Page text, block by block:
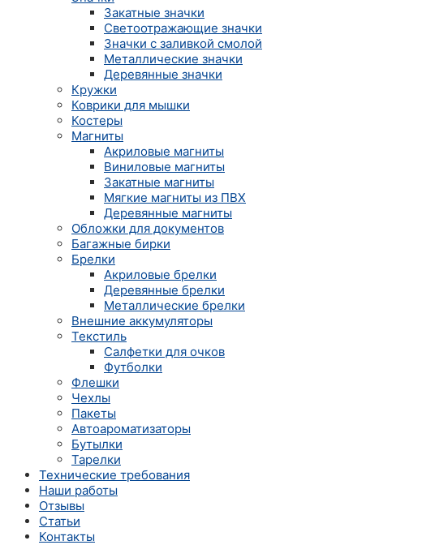
Закатные значки
Светоотражающие значки
Значки с заливкой смолой
Металлические значки
Деревянные значки
Кружки
Коврики для мышки
Костеры
Магниты
Акриловые магниты
Виниловые магниты
Закатные магниты
Мягкие магниты из ПВХ
Деревянные магниты
Обложки для документов
Багажные бирки
Брелки
Акриловые брелки
Деревянные брелки
Металлические брелки
Внешние аккумуляторы
Текстиль
Салфетки для очков
Футболки
Флешки
Чехлы
Пакеты
Автоароматизаторы
Бутылки
Тарелки
Технические требования
Наши работы
Отзывы
Статьи
Контакты